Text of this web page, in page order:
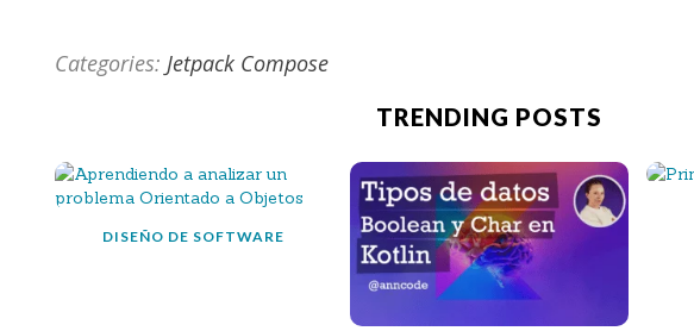
Categories: Jetpack Compose
TRENDING POSTS
DISEÑO DE SOFTWARE